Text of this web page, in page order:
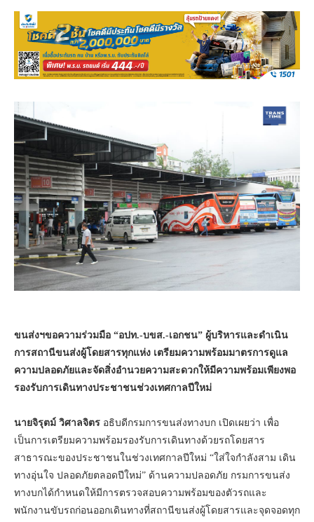
ขนส่งฯขอความร่วมมือ “อปท.-บขส.-เอกชน” ผู้บริหารและดำเนิน
การสถานีขนส่งผู้โดยสารทุกแห่ง เตรียมความพร้อมมาตรการดูแล
ความปลอดภัยและจัดสิ่งอำนวยความสะดวกให้มีความพร้อมเพียงพอ
รองรับการเดินทางประชาชนช่วงเทศกาลปีใหม่
นายจิรุตม์ วิศาลจิตร อธิบดีกรมการขนส่งทางบก เปิดเผยว่า เพื่อ
เป็นการเตรียมความพร้อมรองรับการเดินทางด้วยรถโดยสาร
สาธารณะของประชาชนในช่วงเทศกาลปีใหม่ “ใส่ใจกำลังสาม เดิน
ทางอุ่นใจ ปลอดภัยตลอดปีใหม่” ด้านความปลอดภัย กรมการขนส่ง
ทางบกได้กำหนดให้มีการตรวจสอบความพร้อมของตัวรถและ
พนักงานขับรถก่อนออกเดินทางที่สถานีขนส่งผู้โดยสารและจุดจอดทุก